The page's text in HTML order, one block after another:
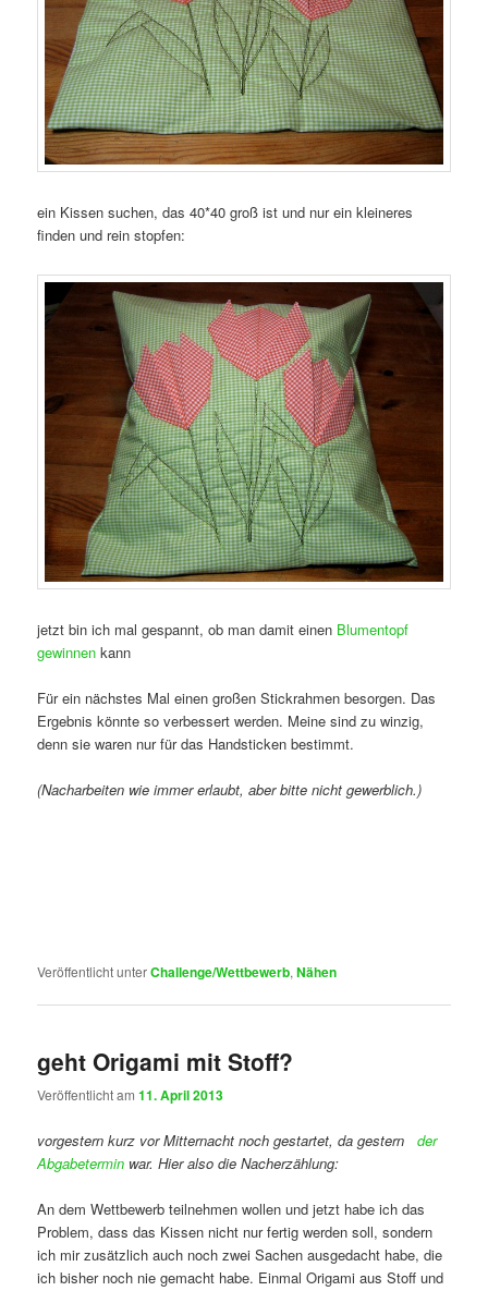
ein Kissen suchen, das 40*40 groß ist und nur ein kleineres
finden und rein stopfen:
jetzt bin ich mal gespannt, ob man damit einen Blumentopf
gewinnen kann
Für ein nächstes Mal einen großen Stickrahmen besorgen. Das
Ergebnis könnte so verbessert werden. Meine sind zu winzig,
denn sie waren nur für das Handsticken bestimmt.
(Nacharbeiten wie immer erlaubt, aber bitte nicht gewerblich.)
Veröffentlicht unterChallenge/Wettbewerb,Nähen
geht Origami mit Stoff?
Veröffentlicht am11. April 2013
vorgestern kurz vor Mitternacht noch gestartet, da gesternder
Abgabetermin war. Hier also die Nacherzählung:
An dem Wettbewerb teilnehmen wollen und jetzt habe ich das
Problem, dass das Kissen nicht nur fertig werden soll, sondern
ich mir zusätzlich auch noch zwei Sachen ausgedacht habe, die
ich bisher noch nie gemacht habe. Einmal Origami aus Stoff und